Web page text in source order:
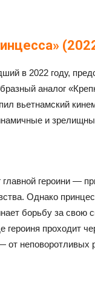
в 2022 году,
аналог
вьетнамский
и
героини —
Однако
борьбу за
героиня проходит
от неповоротливых